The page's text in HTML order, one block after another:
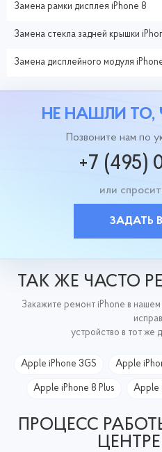
Замена рамки дисплея iPhone 8
Замена стекла задней крышки
Замена дисплейного модуля
НЕ НАШЛИ ТО,
Позвоните нам по
+7 (495)
или
ЗАДАТЬ
ТАК ЖЕ ЧАСТО
Закажите ремонт iPhone в
устройство в тот же
Apple iPhone 3GS Apple
Apple iPhone 8 Plus Apple
ПРОЦЕСС
ЦЕНТРЕ